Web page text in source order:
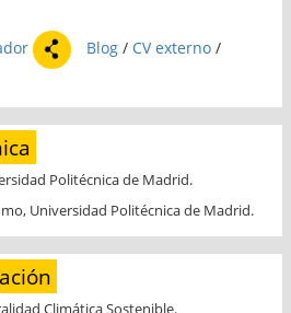
Blog / CV externo /
Politécnica de Madrid.
Universidad Politécnica de Madrid.
Climática Sostenible.